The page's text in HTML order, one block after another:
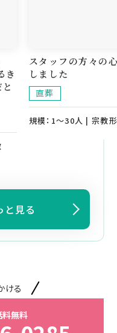
き
スタッフの方々の
しました
直葬
規模：1～30人 | 宗教
見る
ける
無料